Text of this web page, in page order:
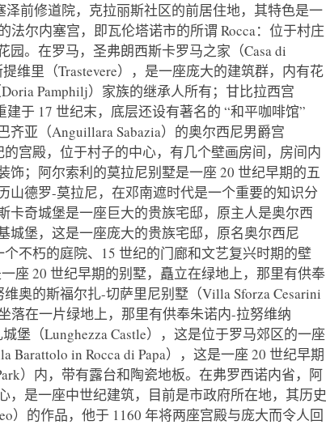
前修道院，克拉丽斯社区的前居住地，其特色是一
法尔内塞宫，即瓦伦塔诺市的所谓 Rocca：位于村庄
。在罗马，圣弗朗西斯卡罗马之家（Casa di
提维里（Trastevere），是一座庞大的建筑群，内有花
Pamphilj）家族的继承人所有；甘比拉西宫
建于 17 世纪末，底层还设有著名的 “和平咖啡馆”
齐亚（Anguillara Sabazia）的奥尔西尼男爵宫
的宫殿，位于村子的中心，有几个壁画房间，房间内
；阿尔索利的莫拉尼别墅是一座 20 世纪早期的五
山德罗-莫拉尼，在邓南遮时代是一个重要的知识分
奇城堡是一座巨大的贵族宅邸，原主人是奥尔西
城堡，这是一座庞大的贵族宅邸，原名奥尔西尼
不朽的庭院、15 世纪的门廊和文艺复兴时期的壁
座 20 世纪早期的别墅，矗立在绿地上，那里有供奉
奥的斯福尔扎-切萨里尼别墅（Villa Sforza Cesarini
落在一片绿地上，那里有供奉朱诺内-拉努维纳
堡（Lunghezza Castle），这是位于罗马郊区的一座
in Rocca di Papa），这是一座 20 世纪早期
）内，带有露台和陶瓷地板。在弗罗西诺内省，阿
是一座中世纪建筑，目前是市政府所在地，其历史
）的作品，他于 1160 年将两座宫殿与庞大而令人回